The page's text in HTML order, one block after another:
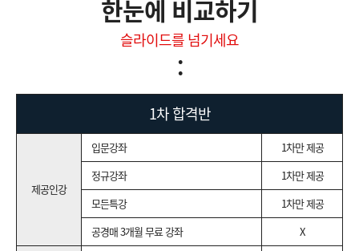
한눈에 비교하기
슬라이드를 넘기세요
:
1차 합격반
제공인강
입문강좌
1차만 제공
정규강좌
1차만 제공
모든특강
1차만 제공
공경매 3개월 무료 강좌
X